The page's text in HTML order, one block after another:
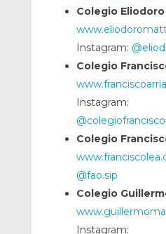
Colegio
Instagram:
Colegio
Instagram:
Colegio
@fao.sip
Colegio
Instagram: